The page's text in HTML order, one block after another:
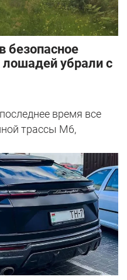
безопасное
убрали с
время все
трассы М6,